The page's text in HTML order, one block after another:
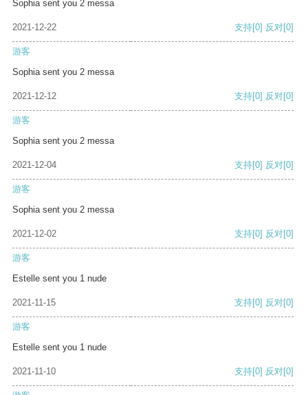
Sophia sent you 2 messa
2021-12-22 支持[0] 反对[0]
游客
Sophia sent you 2 messa
2021-12-12 支持[0] 反对[0]
游客
Sophia sent you 2 messa
2021-12-04 支持[0] 反对[0]
游客
Sophia sent you 2 messa
2021-12-02 支持[0] 反对[0]
游客
Estelle sent you 1 nude
2021-11-15 支持[0] 反对[0]
游客
Estelle sent you 1 nude
2021-11-10 支持[0] 反对[0]